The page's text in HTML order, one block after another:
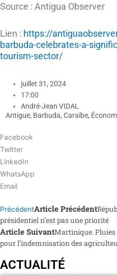
Source : Antigua Observer
Lien : https://
barbuda-celebrates-a-
tourism-sector/
juillet 31, 2024
17:00
André-Jean VIDAL
Antigue, Barbuda, Caraïbe,
Facebook
Twitter
LinkedIn
WhatsApp
Email
PrécédentArticle Précédent
présidentiel n’est pas une priorité
Article SuivantMartinique. Pluies
pour l’indemnisation des
ACTUALITÉ